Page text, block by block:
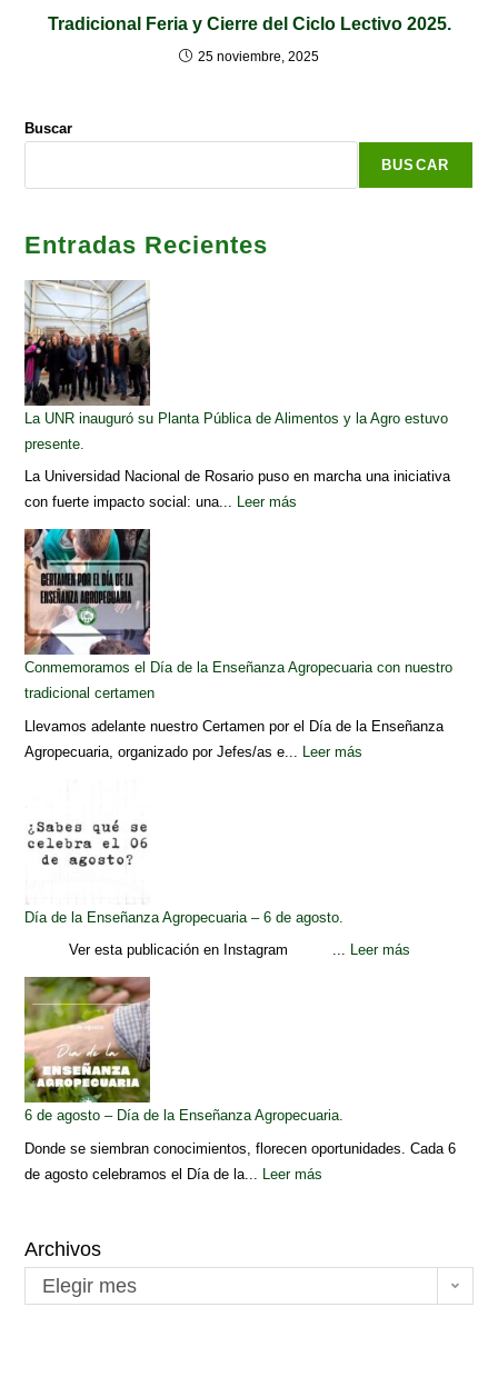
Tradicional Feria y Cierre del Ciclo Lectivo 2025.
25 noviembre, 2025
Buscar
BUSCAR
Entradas Recientes
La UNR inauguró su Planta Pública de Alimentos y la Agro estuvo
presente.
La Universidad Nacional de Rosario puso en marcha una iniciativa
con fuerte impacto social: una... Leer más
Conmemoramos el Día de la Enseñanza Agropecuaria con nuestro
tradicional certamen
Llevamos adelante nuestro Certamen por el Día de la Enseñanza
Agropecuaria, organizado por Jefes/as e...
Leer más
Día de la Enseñanza Agropecuaria – 6 de agosto.
Ver esta publicación en Instagram ... Leer más
6 de agosto – Día de la Enseñanza Agropecuaria.
Donde se siembran conocimientos, florecen oportunidades. Cada 6
de agosto celebramos el Día de la...
Leer más
Archivos
Elegir mes